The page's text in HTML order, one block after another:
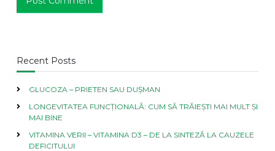
Recent Posts
GLUCOZA – PRIETEN SAU DUȘMAN
LONGEVITATEA FUNCȚIONALĂ: CUM SĂ TRĂIEȘTI MAI MULT ȘI
MAI BINE
VITAMINA VERII – VITAMINA D3 – DE LA SINTEZĂ LA CAUZELE
DEFICITULUI